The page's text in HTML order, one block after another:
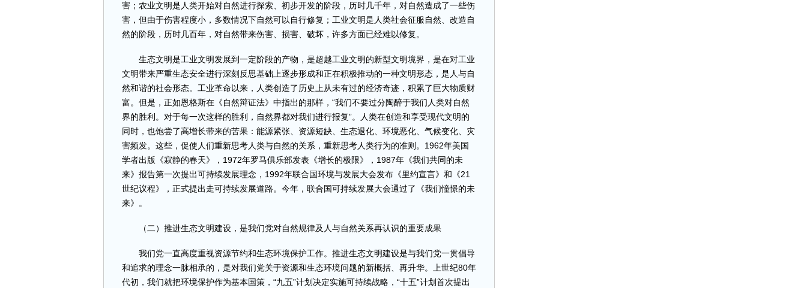
害；农业文明是人类开始对自然进行探索、初步开发的阶段，历时几千年，对自然造成了一些伤
害，但由于伤害程度小，多数情况下自然可以自行修复；工业文明是人类社会征服自然、改造自
然的阶段，历时几百年，对自然带来伤害、损害、破坏，许多方面已经难以修复。
生态文明是工业文明发展到一定阶段的产物，是超越工业文明的新型文明境界，是在对工业
文明带来严重生态安全进行深刻反思基础上逐步形成和正在积极推动的一种文明形态，是人与自
然和谐的社会形态。工业革命以来，人类创造了历史上从未有过的经济奇迹，积累了巨大物质财
富。但是，正如恩格斯在《自然辩证法》中指出的那样，“我们不要过分陶醉于我们人类对自然
界的胜利。对于每一次这样的胜利，自然界都对我们进行报复”。人类在创造和享受现代文明的
同时，也饱尝了高增长带来的苦果：能源紧张、资源短缺、生态退化、环境恶化、气候变化、灾
害频发。这些，促使人们重新思考人类与自然的关系，重新思考人类行为的准则。1962年美国
学者出版《寂静的春天》，1972年罗马俱乐部发表《增长的极限》，1987年《我们共同的未
来》报告第一次提出可持续发展理念，1992年联合国环境与发展大会发布《里约宣言》和《21
世纪议程》，正式提出走可持续发展道路。今年，联合国可持续发展大会通过了《我们憧憬的未
来》。
（二）推进生态文明建设，是我们党对自然规律及人与自然关系再认识的重要成果
我们党一直高度重视资源节约和生态环境保护工作。推进生态文明建设是与我们党一贯倡导
和追求的理念一脉相承的，是对我们党关于资源和生态环境问题的新概括、再升华。上世纪80年
代初，我们就把环境保护作为基本国策，“九五”计划决定实施可持续战略，“十五”计划首次提出